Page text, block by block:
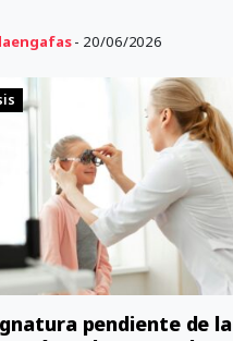
- 20/06/2026
pendiente de la